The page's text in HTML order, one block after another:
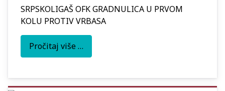
SRPSKOLIGAŠ OFK GRADNULICA U PRVOM
KOLU PROTIV VRBASA
Pročitaj više …